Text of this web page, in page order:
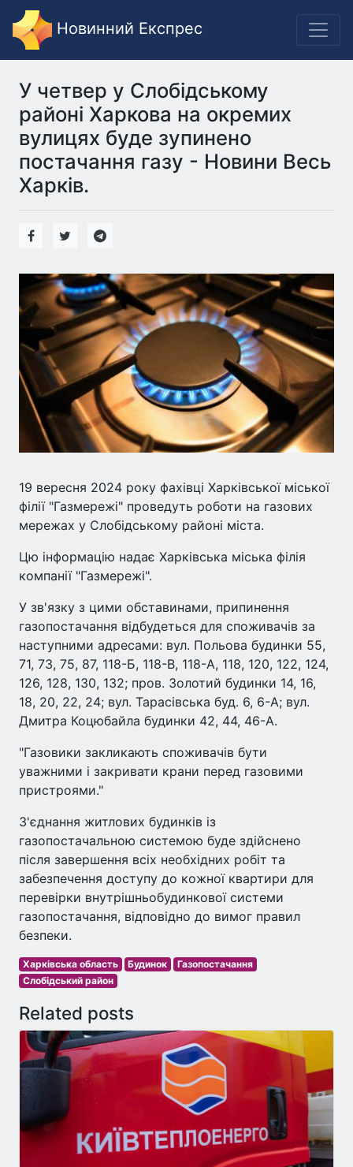
Новинний Експрес
У четвер у Слобідському
районі Харкова на окремих
вулицях буде зупинено
постачання газу - Новини Весь
Харків.
19 вересня 2024 року фахівці Харківської міської
філії "Газмережі" проведуть роботи на газових
мережах у Слобідському районі міста.
Цю інформацію надає Харківська міська філія
компанії "Газмережі".
У зв'язку з цими обставинами, припинення
газопостачання відбудеться для споживачів за
наступними адресами: вул. Польова будинки 55,
71, 73, 75, 87, 118-Б, 118-В, 118-А, 118, 120, 122, 124,
126, 128, 130, 132; пров. Золотий будинки 14, 16,
18, 20, 22, 24; вул. Тарасівська буд. 6, 6-А; вул.
Дмитра Коцюбайла будинки 42, 44, 46-А.
"Газовики закликають споживачів бути
уважними і закривати крани перед газовими
пристроями."
З'єднання житлових будинків із
газопостачальною системою буде здійснено
після завершення всіх необхідних робіт та
забезпечення доступу до кожної квартири для
перевірки внутрішньобудинкової системи
газопостачання, відповідно до вимог правил
безпеки.
Харківська область Будинок
Газопостачання
Слобідський район
Related posts